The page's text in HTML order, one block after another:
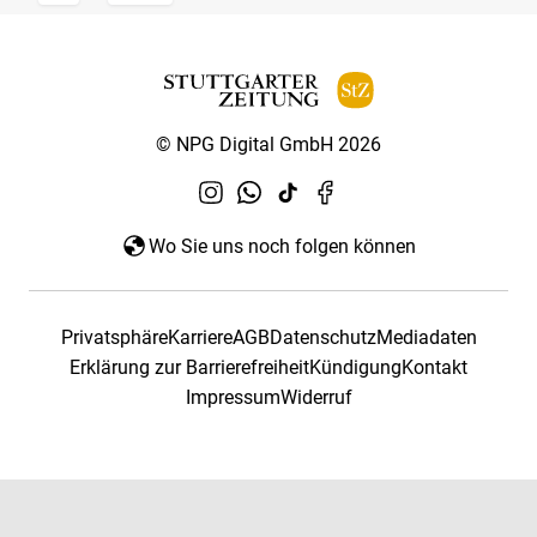
© NPG Digital GmbH 2026
Wo Sie uns noch folgen können
PrivatsphäreKarriereAGBDatenschutzMediadaten
Erklärung zur BarrierefreiheitKündigungKontakt
ImpressumWiderruf